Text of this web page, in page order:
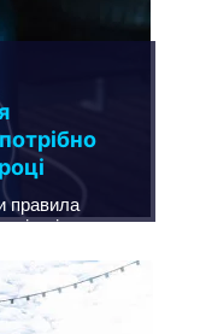
правила
літаків.
дотримання
ручній